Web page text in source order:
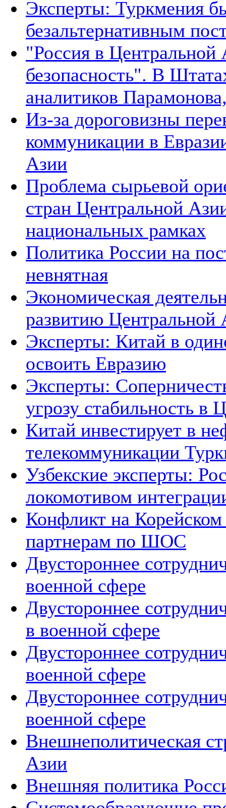
Эксперты: Туркмения
безальтернативным
"Россия в Центральной
безопасность". В
аналитиков
Из-за дороговизны
коммуникации в
Азии
Проблема сырьевой
стран Центральной
национальных рамках
Политика России на
невнятная
Экономическая
развитию Центральной
Эксперты: Китай в
освоить Евразию
Эксперты:
угрозу стабильность в
Китай инвестирует в
телекоммуникации
Узбекские эксперты:
локомотивом
Конфликт на
партнерам по ШОС
Двустороннее
военной сфере
Двустороннее
в военной сфере
Двустороннее
военной сфере
Двустороннее
военной сфере
Внешнеполитическая
Азии
Внешняя политика